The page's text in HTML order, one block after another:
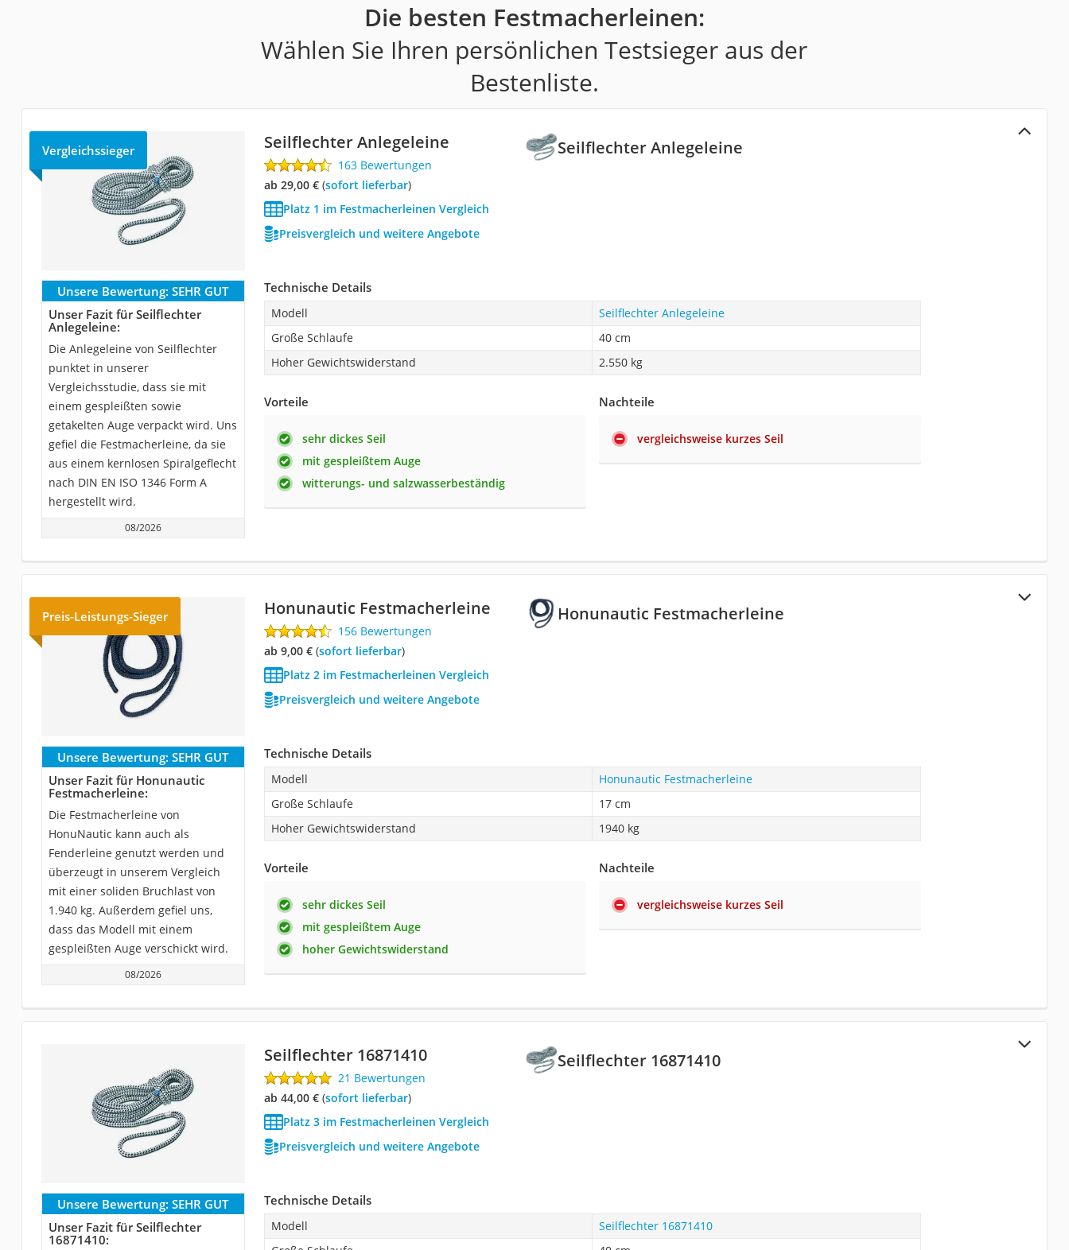
Die besten Festmacherleinen:
Wählen Sie Ihren persönlichen Testsieger aus der
Bestenliste.
Seilflechter Anlegeleine
Vergleichssieger Seilflechter Anlegeleine
163 Bewertungen
ab 29,00 €( Sofort lieferbar)
Platz 1 im Festmacherleinen Vergleich
Preisvergleich und weitere Angebote
Unsere Bewertung: SEHR GUT
Unser Fazit für Seilflechter
Anlegeleine:
Die Anlegeleine von Seilflechter
punktet in unserer
Vergleichsstudie, dass sie mit
einem gespleißten sowie
getakelten Auge verpackt wird. Uns
gefiel die Festmacherleine, da sie
aus einem kernlosen Spiralgeflecht
nach DIN EN ISO 1346 Form A
hergestellt wird.
08/2026
Technische Details
Modell
Seilflechter Anlegeleine
Große Schlaufe
40 cm
Hoher Gewichtswiderstand
2.550 kg
Vorteile
sehr dickes Seil
mit gespleißtem Auge
witterungs- und salzwasserbeständig
Nachteile
vergleichsweise kurzes Seil
‎Honunautic Festmacherleine
Preis-Leistungs-Sieger ‎Honunautic Festmacherleine
156 Bewertungen
ab 9,00 €( Sofort lieferbar)
Platz 2 im Festmacherleinen Vergleich
Preisvergleich und weitere Angebote
Unsere Bewertung: SEHR GUT
Unser Fazit für ‎Honunautic
Festmacherleine:
Die Festmacherleine von
HonuNautic kann auch als
Fenderleine genutzt werden und
überzeugt in unserem Vergleich
mit einer soliden Bruchlast von
1.940 kg. Außerdem gefiel uns,
dass das Modell mit einem
gespleißten Auge verschickt wird.
08/2026
Technische Details
Modell
‎Honunautic Festmacherleine
Große Schlaufe
17 cm
Hoher Gewichtswiderstand
1940 kg
Vorteile
sehr dickes Seil
mit gespleißtem Auge
hoher Gewichtswiderstand
Nachteile
vergleichsweise kurzes Seil
‎Seilflechter ‎16871410
‎Seilflechter ‎16871410
21 Bewertungen
ab 44,00 €( Sofort lieferbar)
Platz 3 im Festmacherleinen Vergleich
Preisvergleich und weitere Angebote
Unsere Bewertung: SEHR GUT
Unser Fazit für ‎Seilflechter
‎16871410:
Technische Details
Modell
‎Seilflechter ‎16871410